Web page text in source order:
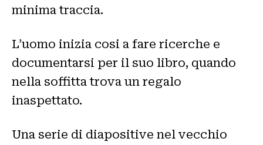
minima traccia.
L’uomo inizia cosi a fare ricerche e
documentarsi per il suo libro, quando
nella soffitta trova un regalo
inaspettato.
Una serie di diapositive nel vecchio